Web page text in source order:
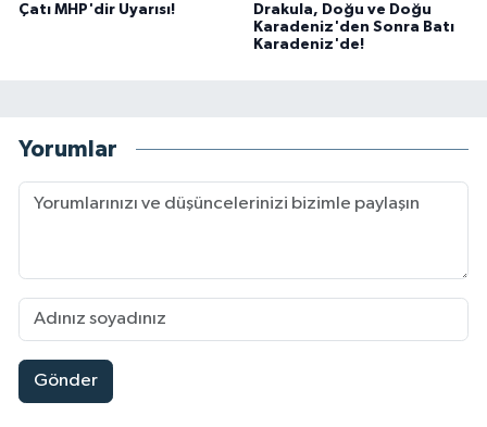
Çatı MHP'dir Uyarısı!
Drakula, Doğu ve Doğu
Karadeniz'den Sonra Batı
Karadeniz'de!
Yorumlar
Gönder